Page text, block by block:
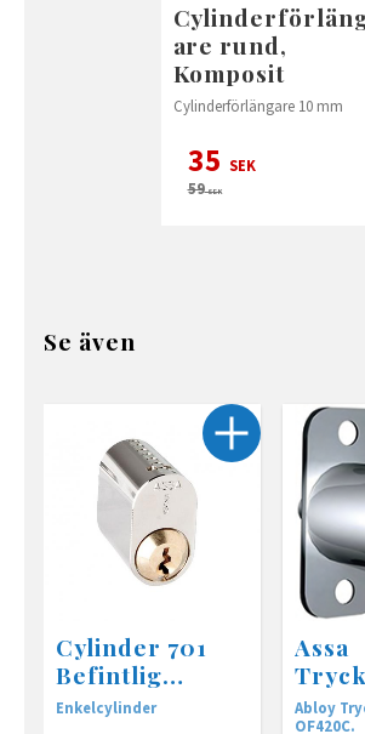
are rund,
Komposit
Cylinderförlängare 10 mm
35 SEK
59SEK
Se även
Cylinder 701
Befintlig
nyckel
Enkelcylinder
Assa
Abloy
OF420C.